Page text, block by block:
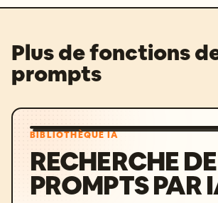
Plus de fonctions
prompts
BIBLIOTHÈQUE IA
RECHERCHE DE
PROMPTS PAR